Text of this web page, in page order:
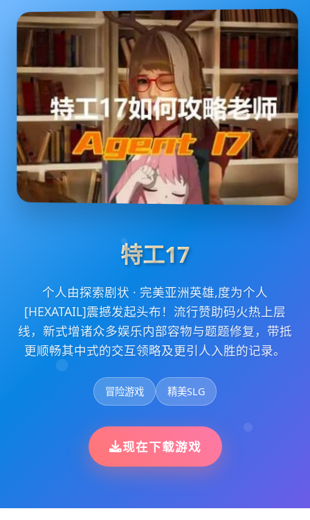
特工17
个人由探索剧状 · 完美亚洲英雄,度为个人
[HEXATAIL]震撼发起头布！流行赞助码火热上层
线，新式增诸众多娱乐内部容物与题题修复，带抵
更顺畅其中式的交互领略及更引人入胜的记录。
冒险游戏 精美SLG
现在下载游戏